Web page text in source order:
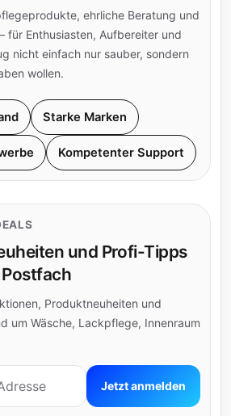
ehrliche Beratung und
für Enthusiasten, Aufbereiter und
nicht einfach nur sauber, sondern
wollen.
Starke Marken
Kompetenter Support
und Profi-Tipps
Produktneuheiten und
um Wäsche, Lackpflege, Innenraum
Jetzt anmelden